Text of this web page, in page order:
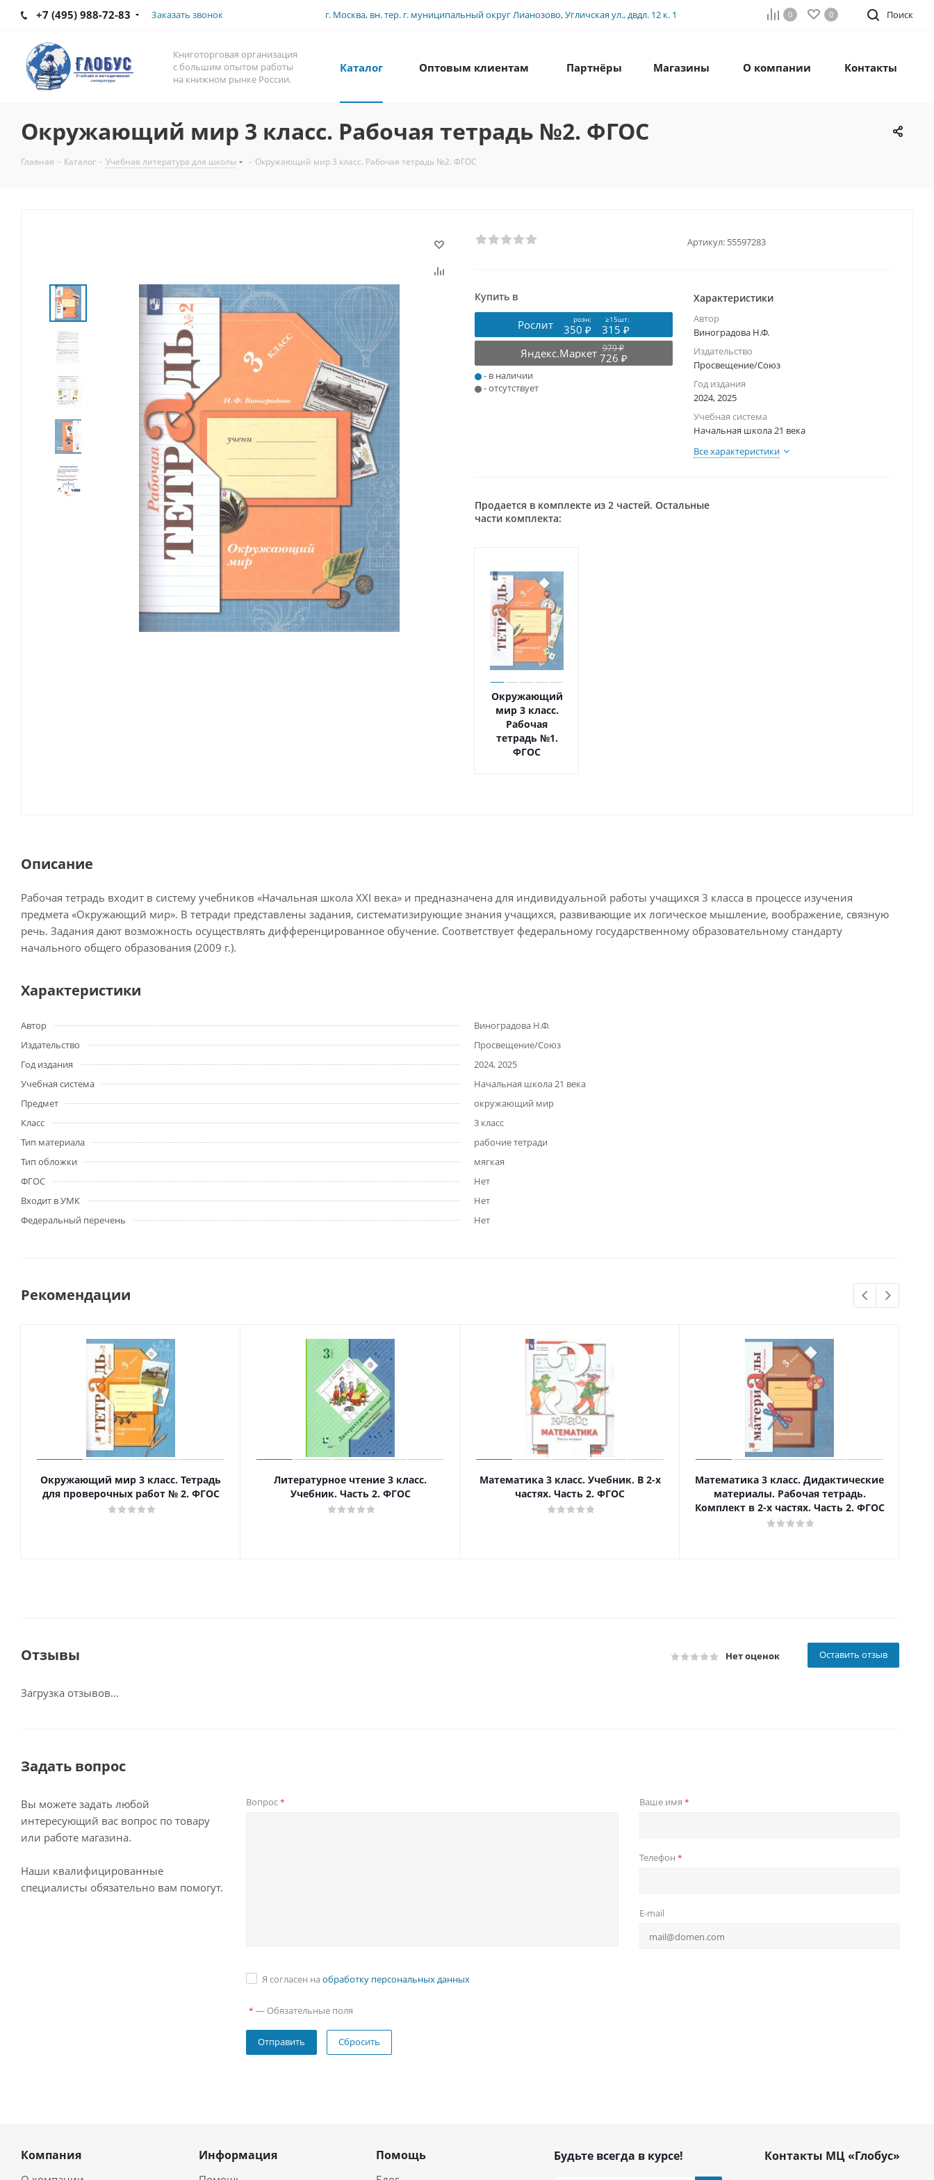
+7 (495) 988-72-83 Заказать звонок г. Москва, вн. тер. г. муниципальный округ Лианозово, Угличская ул., двдл. 12 к. 1 Поиск
0 0
Книготорговая организация
с большим опытом работы
на книжном рынке России.
Каталог Оптовым клиентам Партнёры Магазины О компании Контакты
Окружающий мир 3 класс. Рабочая тетрадь №2. ФГОС
Главная - Каталог - Учебная литература для школы - Окружающий мир 3 класс. Рабочая тетрадь №2. ФГОС
Артикул: 55597283
Купить в
Рослит розн: ≥15шт:
350 ₽
315 ₽
Яндекс.Маркет 979 ₽
726 ₽
- в наличии
- отсутствует
Характеристики
Автор
Виноградова Н.Ф.
Издательство
Просвещение/Союз
Год издания
2024, 2025
Учебная система
Начальная школа 21 века
Все характеристики
Продается в комплекте из 2 частей. Остальные
части комплекта:
Окружающий
мир 3 класс.
Рабочая
тетрадь №1.
ФГОС
Описание
Рабочая тетрадь входит в систему учебников «Начальная школа XXI века» и предназначена для индивидуальной работы учащихся 3 класса в процессе изучения
предмета «Окружающий мир». В тетради представлены задания, систематизирующие знания учащихся, развивающие их логическое мышление, воображение, связную
речь. Задания дают возможность осуществлять дифференцированное обучение. Соответствует федеральному государственному образовательному стандарту
начального общего образования (2009 г.).
Характеристики
Автор
Виноградова Н.Ф.
Издательство
Просвещение/Союз
Год издания
2024, 2025
Учебная система
Начальная школа 21 века
Предмет
окружающий мир
Класс
3 класс
Тип материала
рабочие тетради
Тип обложки
мягкая
ФГОС
Нет
Входит в УМК
Нет
Федеральный перечень
Нет
Рекомендации
Окружающий мир 3 класс. Тетрадь
для проверочных работ № 2. ФГОС
Литературное чтение 3 класс.
Учебник. Часть 2. ФГОС
Математика 3 класс. Учебник. В 2-х
частях. Часть 2. ФГОС
Математика 3 класс. Дидактические
материалы. Рабочая тетрадь.
Комплект в 2-х частях. Часть 2. ФГОС
Отзывы Нет оценок Оставить отзыв
Загрузка отзывов...
Задать вопрос
Вы можете задать любой
интересующий вас вопрос по товару
или работе магазина.
Наши квалифицированные
специалисты обязательно вам помогут.
Вопрос* Ваше имя *
Телефон *
E-mail
Я согласен на обработку персональных данных
* — Обязательные поля
Сбросить
Компания Информация Помощь Будьте всегда в курсе!
Контакты МЦ «Глобус»